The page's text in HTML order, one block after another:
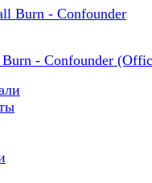
Burn - Confounder